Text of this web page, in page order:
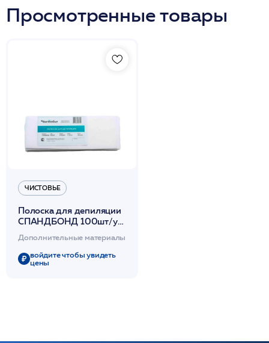
Просмотренные товары
ЧИСТОВЬЕ
Полоска для депиляции
СПАНДБОНД 100шт/уп
100г/кв.м. 7*20см /
Чистовье
Дополнительные материалы
войдите чтобы увидеть
цены